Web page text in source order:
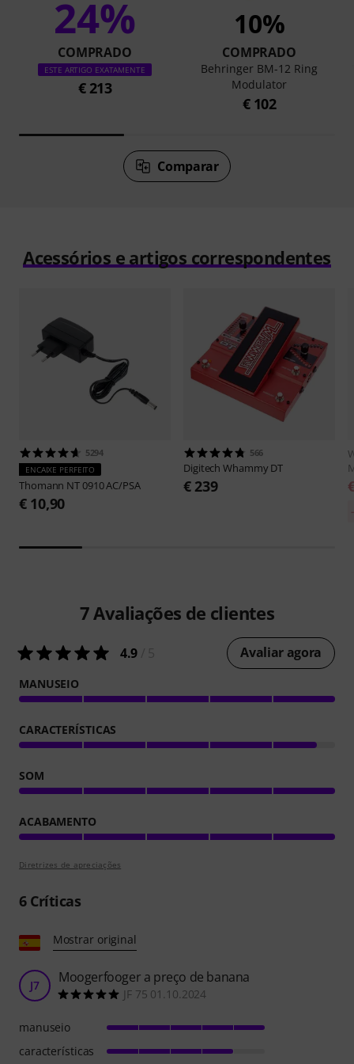
24%
COMPRADO
ESTE ARTIGO EXATAMENTE
€ 213
10%
COMPRADO
Behringer BM-12 Ring
Modulator
€ 102
Comparar
Acessórios e artigos correspondentes
5294
ENCAIXE PERFEITO
Thomann NT 0910 AC/PSA
€ 10,90
566
DigitechWhammy DT
€ 239
7Avaliações de clientes
4.9 Avaliar agora
MANUSEIO
CARACTERÍSTICAS
SOM
ACABAMENTO
Diretrizes de apreciações
6Críticas
Mostrar original
J7 Moogerfooger a preço de banana
JF 75 01.10.2024
manuseio
características